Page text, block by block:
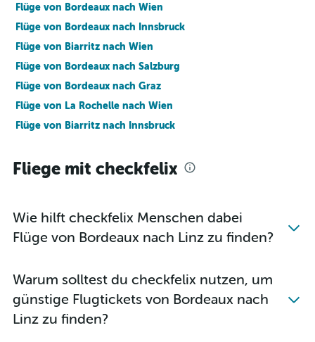
Flüge von Bordeaux nach Wien
Flüge von Bordeaux nach Innsbruck
Flüge von Biarritz nach Wien
Flüge von Bordeaux nach Salzburg
Flüge von Bordeaux nach Graz
Flüge von La Rochelle nach Wien
Flüge von Biarritz nach Innsbruck
Fliege mit checkfelix
Wie hilft checkfelix Menschen dabei
Flüge von Bordeaux nach Linz zu finden?
Warum solltest du checkfelix nutzen, um
günstige Flugtickets von Bordeaux nach
Linz zu finden?